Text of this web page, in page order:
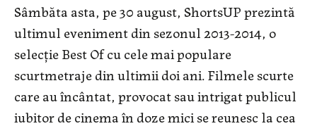
Sâmbăta asta, pe 30 august, ShortsUP prezintă
ultimul eveniment din sezonul 2013-2014, o
selecție Best Of cu cele mai populare
scurtmetraje din ultimii doi ani. Filmele scurte
care au încântat, provocat sau intrigat publicul
iubitor de cinema în doze mici se reunesc la cea